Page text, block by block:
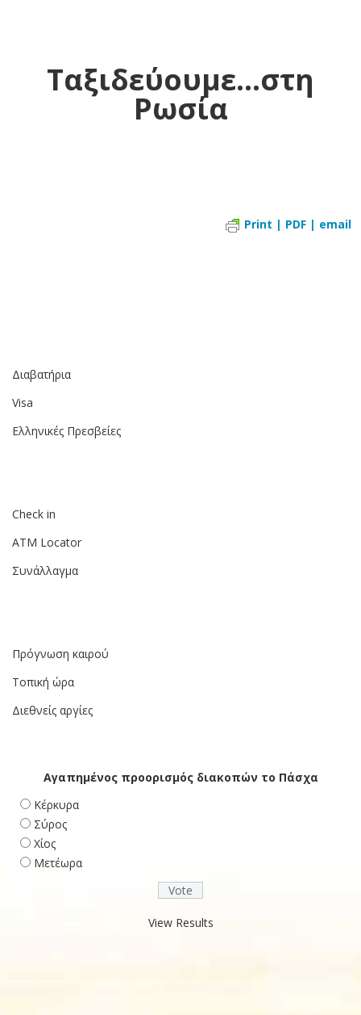
Ταξιδεύουμε...στη
Ρωσία
Print | PDF | email
Διαβατήρια
Visa
Ελληνικές Πρεσβείες
Check in
ATM Locator
Συνάλλαγμα
Πρόγνωση καιρού
Τοπική ώρα
Διεθνείς αργίες
Αγαπημένος προορισμός διακοπών το Πάσχα
Κέρκυρα
Σύρος
Χίος
Μετέωρα
View Results